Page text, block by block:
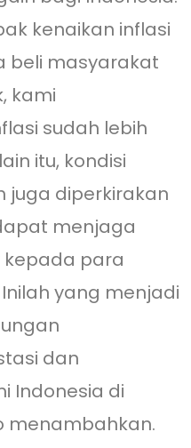
kenaikan inflasi
beli masyarakat
kami
sudah lebih
itu, kondisi
juga diperkirakan
menjaga
kepada para
yang menjadi
dan
Indonesia di
menambahkan.